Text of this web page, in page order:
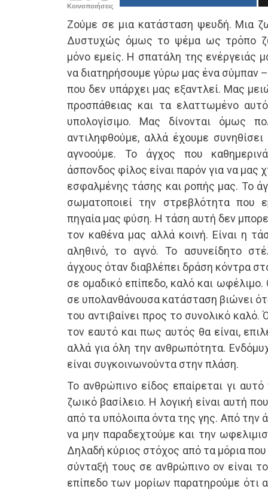
Κοινοποιήσεις
Ζούμε σε μια κατάσταση ψευδή. Μια
Δυστυχώς όμως το ψέμα ως τρόπο
μόνο εμείς. Η σπατάλη της ενέργειάς
να διατηρήσουμε γύρω μας ένα σύμπαν
που δεν υπάρχει μας εξαντλεί. Μας
προσπάθειας και τα ελαττωμένο
υπολογίσιμο. Μας δίνονται όμως
αντιληφθούμε, αλλά έχουμε
αγνοούμε. Το άγχος που
άσπονδος φίλος είναι παρόν για να μας
εσφαλμένης τάσης και ροπής μας. Το
σωματοποιεί την στρεβλότητα που
πηγαία μας φύση. Η τάση αυτή δεν
τον καθένα μας αλλά κοινή. Είναι η
αληθινό, το αγνό. Το ασυνείδητο
άγχους όταν διαβλέπει δράση κόντρα
σε ομαδικό επίπεδο, καλό και
σε υπολανθάνουσα κατάσταση βιώνει
του αντιβαίνει προς το συνολικό
τον εαυτό και πως αυτός θα είναι,
αλλά για όλη την ανθρωπότητα.
είναι συγκοινωνούντα στην πλάση.
Το ανθρώπινο είδος επαίρεται γι
ζωικό βασίλειο. Η λογική είναι αυτή
από τα υπόλοιπα όντα της γης. Από την
να μην παραδεχτούμε και την
Δηλαδή κύριος στόχος από τα μόρια
σύνταξή τους σε ανθρώπινο ον είναι
επίπεδο των μορίων παρατηρούμε ότι